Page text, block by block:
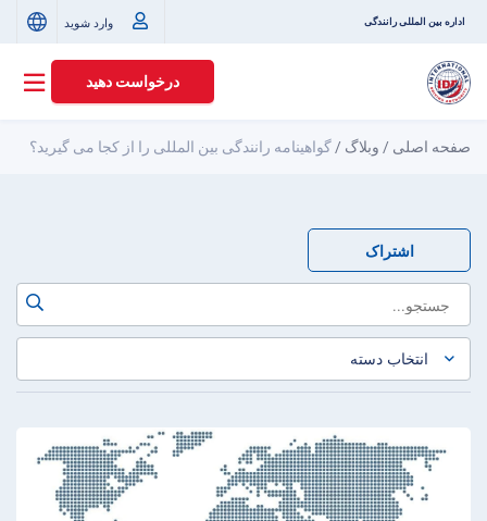
اداره بین المللی رانندگی وارد شوید
درخواست دهید
صفحه اصلی / وبلاگ / گواهینامه رانندگی بین المللی را از کجا می گیرید؟
اشتراک